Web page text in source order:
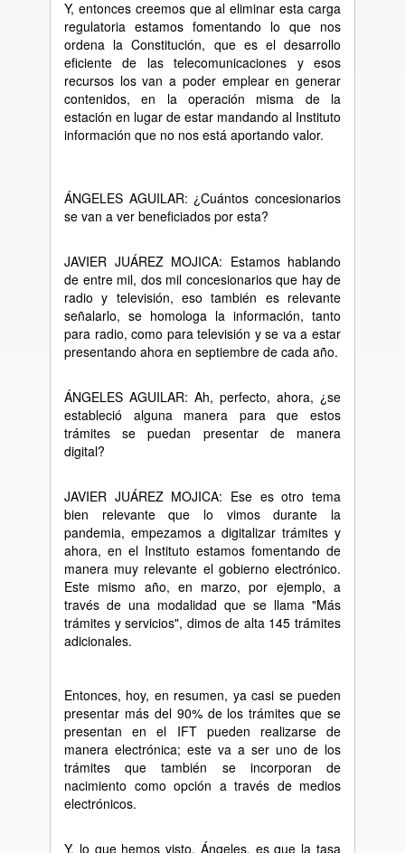
Y, entonces creemos que al eliminar esta carga
regulatoria estamos fomentando lo que nos
ordena la Constitución, que es el desarrollo
eficiente de las telecomunicaciones y esos
recursos los van a poder emplear en generar
contenidos, en la operación misma de la
estación en lugar de estar mandando al Instituto
información que no nos está aportando valor.
ÁNGELES AGUILAR: ¿Cuántos concesionarios
se van a ver beneficiados por esta?
JAVIER JUÁREZ MOJICA: Estamos hablando
de entre mil, dos mil concesionarios que hay de
radio y televisión, eso también es relevante
señalarlo, se homologa la información, tanto
para radio, como para televisión y se va a estar
presentando ahora en septiembre de cada año.
ÁNGELES AGUILAR: Ah, perfecto, ahora, ¿se
estableció alguna manera para que estos
trámites se puedan presentar de manera
digital?
JAVIER JUÁREZ MOJICA: Ese es otro tema
bien relevante que lo vimos durante la
pandemia, empezamos a digitalizar trámites y
ahora, en el Instituto estamos fomentando de
manera muy relevante el gobierno electrónico.
Este mismo año, en marzo, por ejemplo, a
través de una modalidad que se llama "Más
trámites y servicios", dimos de alta 145 trámites
adicionales.
Entonces, hoy, en resumen, ya casi se pueden
presentar más del 90% de los trámites que se
presentan en el IFT pueden realizarse de
manera electrónica; este va a ser uno de los
trámites que también se incorporan de
nacimiento como opción a través de medios
electrónicos.
Y, lo que hemos visto, Ángeles, es que la tasa